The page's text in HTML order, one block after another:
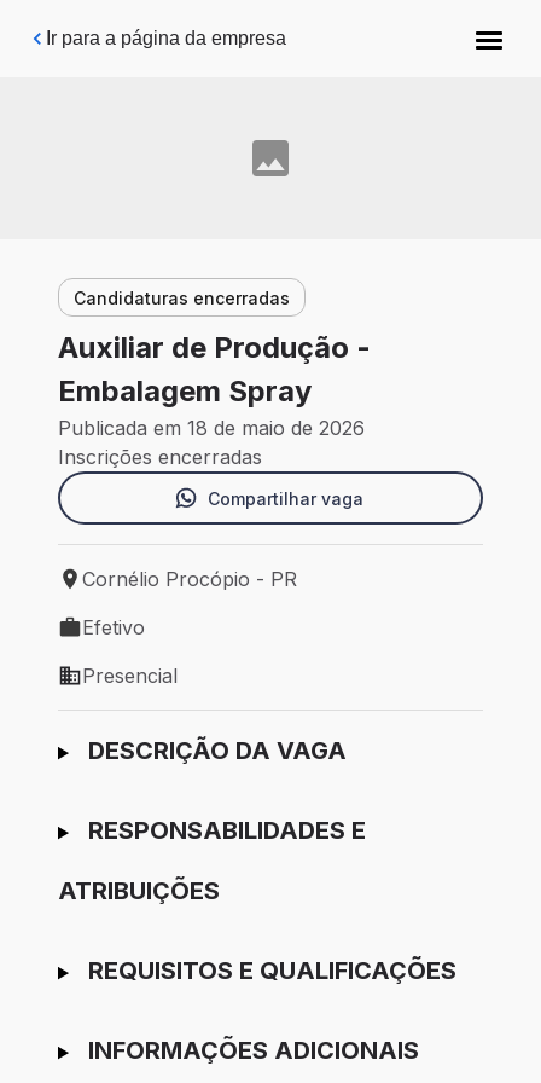
Pular para o conteúdo principal
Ir para a página da empresa
Candidaturas encerradas
Auxiliar de Produção -
Embalagem Spray
Publicada em 18 de maio de 2026
Inscrições encerradas
Compartilhar vaga
Local de trabalho: Cornélio Procópio - PR
Cornélio Procópio - PR
Tipo de vaga: Efetivo
Efetivo
Modelo de trabalho: Presencial
Presencial
Ir para candidatura
DESCRIÇÃO DA VAGA
RESPONSABILIDADES E
ATRIBUIÇÕES
REQUISITOS E QUALIFICAÇÕES
INFORMAÇÕES ADICIONAIS